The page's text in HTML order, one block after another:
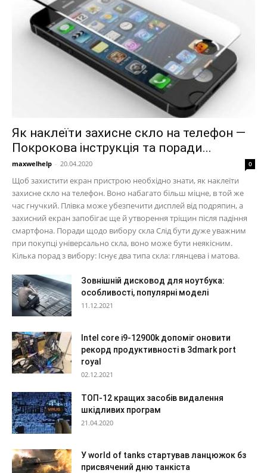
Як наклеїти захисне скло на телефон —
Покрокова інструкція та поради...
maxwelhelp - 20.04.2020 0
Щоб захистити екран пристрою необхідно знати, як наклеїти
захисне скло на телефон. Воно набагато більш міцне, в той же
час гнучкий. Плівка може убезпечити дисплей від подряпин, а
захисний екран запобігає ще й утворення тріщин після падіння
смартфона. Поради щодо вибору скла Слід бути дуже уважним
при покупці універсально скла, воно може бути неякісним.
Кілька порад з вибору: Існує два типа скла: глянцева і матова.
Зовнішній дисковод для ноутбука:
особливості, популярні моделі
11.12.2021
Intel core i9-12900k допоміг оновити
рекорд продуктивності в 3dmark port
royal
02.12.2021
ТОП-12 кращих засобів видалення
шкідливих програм
21.04.2020
У world of tanks стартував ланцюжок бз
присвячений дню танкіста